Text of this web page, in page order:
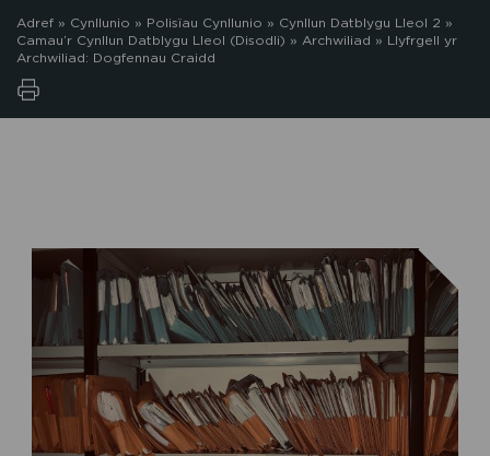
Adref » Cynllunio » Polisïau Cynllunio » Cynllun Datblygu Lleol 2 »
Camau’r Cynllun Datblygu Lleol (Disodli) » Archwiliad » Llyfrgell yr
Archwiliad: Dogfennau Craidd